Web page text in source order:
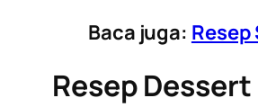
Baca juga:
Resep